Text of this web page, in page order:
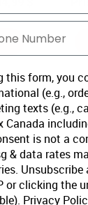
& Vin
this form, you
(e.g.,
texts (e.g.,
Canada
is not a
& data rates
or clicking the
Privacy